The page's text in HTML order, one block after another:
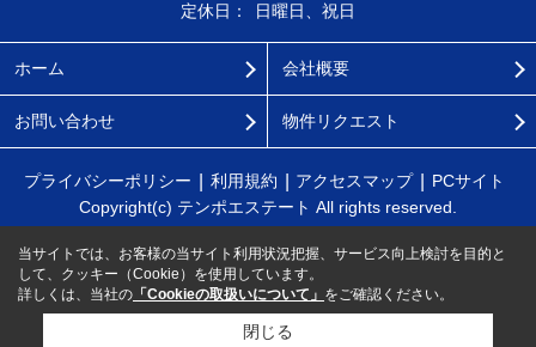
定休日：
日曜日、祝日
ホーム 会社概要
お問い合わせ 物件リクエスト
プライバシーポリシー 利用規約 アクセスマップ
PCサイト
Copyright(c) テンポエステート All rights reserved.
当サイトでは、お客様の当サイト利用状況把握、サービス向上検討を目的と
して、クッキー（Cookie）を使用しています。
詳しくは、当社の 「Cookieの取扱いについて」 をご確認ください。
閉じる